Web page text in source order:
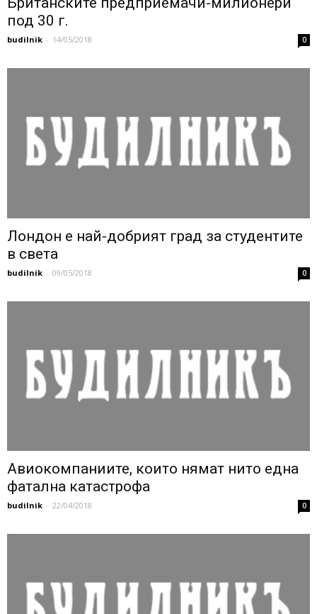
под 30 г.
budilnik - 14/05/2018 0
Лондон е най-добрият град за студентите
в света
budilnik - 09/05/2018 0
Авиокомпаниите, които нямат нито една
фатална катастрофа
budilnik - 22/04/2018 0